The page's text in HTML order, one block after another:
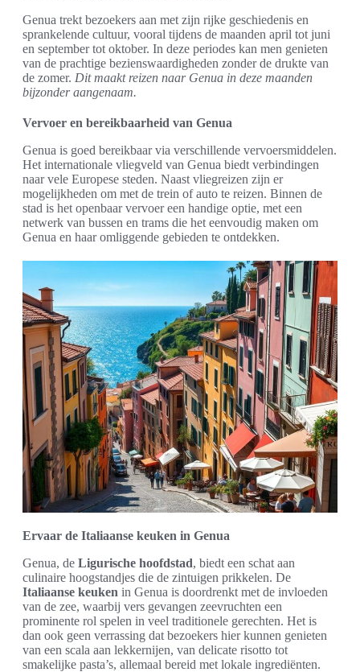
Genua trekt bezoekers aan met zijn rijke geschiedenis en
sprankelende cultuur, vooral tijdens de maanden april tot juni
en september tot oktober. In deze periodes kan men genieten
van de prachtige bezienswaardigheden zonder de drukte van
de zomer. Dit maakt reizen naar Genua in deze maanden
bijzonder aangenaam.
Vervoer en bereikbaarheid van Genua
Genua is goed bereikbaar via verschillende vervoersmiddelen.
Het internationale vliegveld van Genua biedt verbindingen
naar vele Europese steden. Naast vliegreizen zijn er
mogelijkheden om met de trein of auto te reizen. Binnen de
stad is het openbaar vervoer een handige optie, met een
netwerk van bussen en trams die het eenvoudig maken om
Genua en haar omliggende gebieden te ontdekken.
Ervaar de Italiaanse keuken in Genua
Genua, de Ligurische hoofdstad, biedt een schat aan
culinaire hoogstandjes die de zintuigen prikkelen. De
Italiaanse keuken in Genua is doordrenkt met de invloeden
van de zee, waarbij vers gevangen zeevruchten een
prominente rol spelen in veel traditionele gerechten. Het is
dan ook geen verrassing dat bezoekers hier kunnen genieten
van een scala aan lekkernijen, van delicate risotto tot
smakelijke pasta’s, allemaal bereid met lokale ingrediënten.